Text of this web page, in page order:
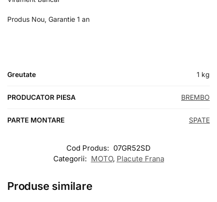
Produs Nou, Garantie 1 an
Greutate 1 kg
PRODUCATOR PIESA BREMBO
PARTE MONTARE SPATE
Cod Produs: 07GR52SD
Categorii: MOTO, Placute Frana
Produse similare